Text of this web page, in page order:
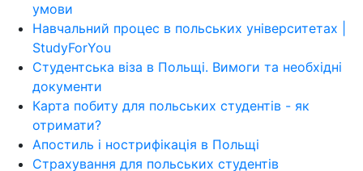
умови
Навчальний процес в польських університетах |
StudyForYou
Студентська віза в Польщі. Вимоги та необхідні
документи
Карта побиту для польських студентів - як
отримати?
Апостиль і нострифікація в Польщі
Страхування для польських студентів